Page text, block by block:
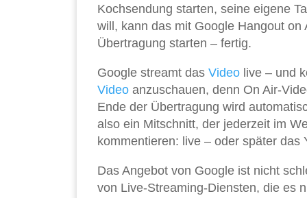
Kochsendung starten, seine eigene
will, kann das mit Google Hangout
Übertragung starten – fertig.
Google streamt das Video live – und
Video anzuschauen, denn On Air-
Ende der Übertragung wird
also ein Mitschnitt, der jederzeit im
kommentieren: live – oder später
Das Angebot von Google ist nicht
von Live-Streaming-Diensten, die es